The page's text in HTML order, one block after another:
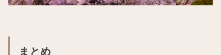
まとめ